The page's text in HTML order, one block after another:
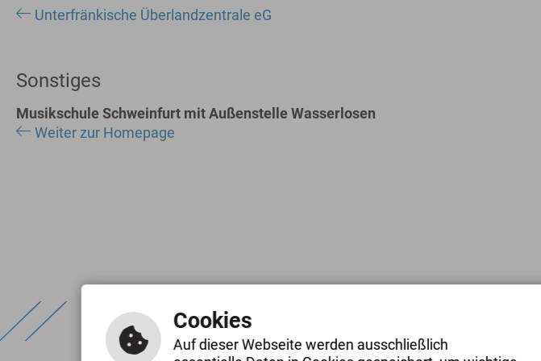
Unterfränkische Überlandzentrale eG
Sonstiges
Musikschule Schweinfurt mit Außenstelle Wasserlosen
Weiter zur Homepage
Kontakt
Kirchstrasse 1
97535 Wasserlosen
E-Mail schreiben
Cookies
Auf dieser Webseite werden ausschließlich